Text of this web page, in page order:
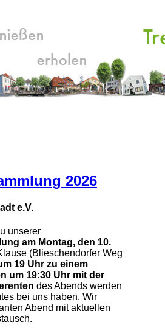
2026
e.V.
unserer
am Montag, den 10.
(Blieschendorfer Weg
19 Uhr zu einem
um 19:30 Uhr mit der
des Abends werden
bei uns haben. Wir
Abend mit aktuellen